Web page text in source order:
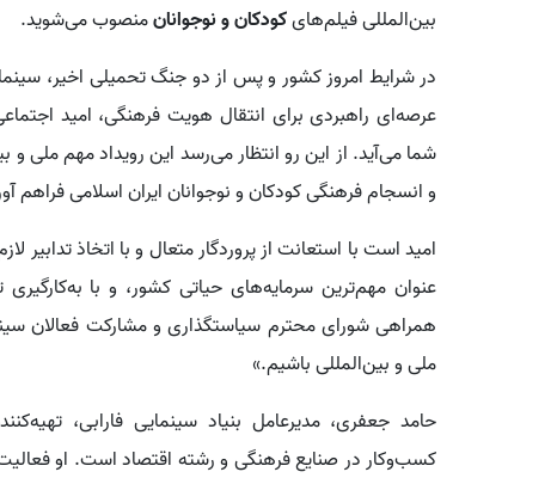
بین‌المللی فیلم‌هایکودکان و نوجوانانمنصوب می‌شوید.
در شرایط امروز کشور و پس از دو جنگ تحمیلی اخیر،
عرصه‌ای راهبردی برای انتقال هویت فرهنگی، امید
شما می‌آید. از این رو انتظار می‌رسد این رویداد مهم ملی
و انسجام فرهنگی کودکان و نوجوانان ایران اسلامی فراهم
امید است با استعانت از پروردگار متعال و با اتخاذ تدابیر
عنوان مهم‌ترین سرمایه‌های حیاتی کشور، و با
همراهی شورای محترم سیاستگذاری و مشارکت فعالان
ملی و بین‌المللی باشیم.»
حامد جعفری، مدیرعامل بنیاد سینمایی فارابی،